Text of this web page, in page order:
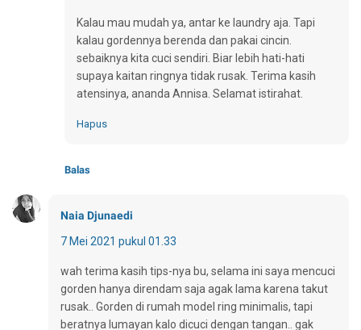
Kalau mau mudah ya, antar ke laundry aja. Tapi
kalau gordennya berenda dan pakai cincin.
sebaiknya kita cuci sendiri. Biar lebih hati-hati
supaya kaitan ringnya tidak rusak. Terima kasih
atensinya, ananda Annisa. Selamat istirahat.
Hapus
Balas
Naia Djunaedi
7 Mei 2021 pukul 01.33
wah terima kasih tips-nya bu, selama ini saya mencuci
gorden hanya direndam saja agak lama karena takut
rusak.. Gorden di rumah model ring minimalis, tapi
beratnya lumayan kalo dicuci dengan tangan.. gak